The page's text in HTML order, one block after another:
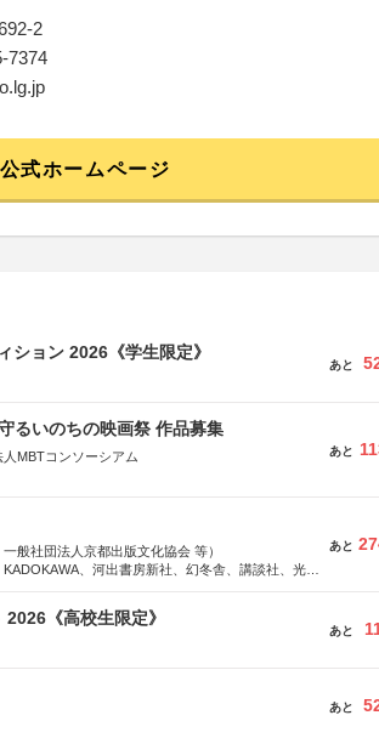
2
7374
公式ホームページ
ション 2026《学生限定》
あと
るいのちの映画祭 作品募集
MBTコンソーシアム あと
般社団法人京都出版文化協会 等）
、河出書房新社、幻冬舎、講談社、光文
聞出版
あと
《高校生限定》
あと
あと